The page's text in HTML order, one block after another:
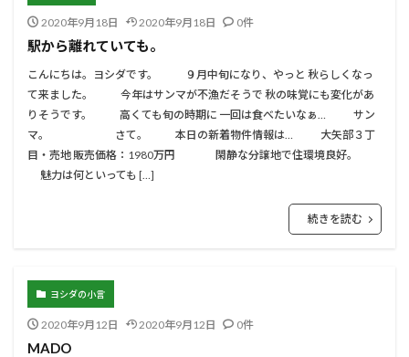
2020年9月18日 2020年9月18日 0件
駅から離れていても。
こんにちは。ヨシダです。 ９月中旬になり、やっと 秋らしくなっ
て来ました。 今年はサンマが不漁だそうで 秋の味覚にも変化があ
りそうです。 高くても旬の時期に 一回は食べたいなぁ… サン
マ。 さて。 本日の新着物件情報は… 大矢部３丁
目・売地 販売価格：1980万円 閑静な分譲地で住環境良好。
魅力は何といっても […]
続きを読む
ヨシダの小言
2020年9月12日 2020年9月12日 0件
MADO